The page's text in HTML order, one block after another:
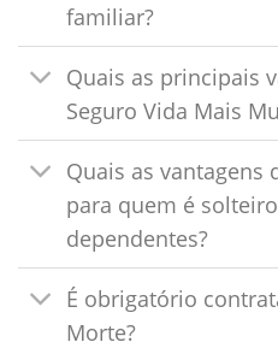
familiar?
Quais as principais
Seguro Vida Mais
Quais as vantagens
para quem é
dependentes?
É obrigatório
Morte?